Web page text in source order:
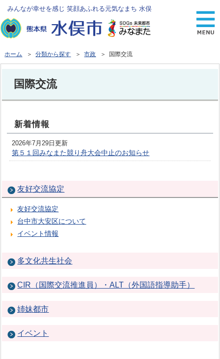
みんなが幸せを感じ 笑顔あふれる元気なまち 水俣
ホーム ＞分類から探す ＞市政 ＞ 国際交流
国際交流
新着情報
2026年7月29日更新
第５１回みなまた競り舟大会中止のお知らせ
友好交流協定
友好交流協定
台中市大安区について
イベント情報
多文化共生社会
CIR（国際交流推進員）・ALT（外国語指導助手）
姉妹都市
イベント